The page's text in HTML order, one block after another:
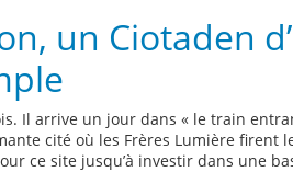
un Ciotaden
Il arrive un jour dans « le train
cité où les Frères Lumière firent
ce site jusqu’à investir dans une